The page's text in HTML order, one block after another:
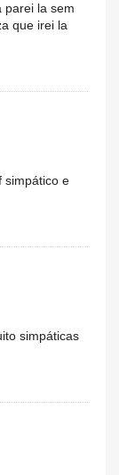
parei la sem
que irei la
simpático e
simpáticas